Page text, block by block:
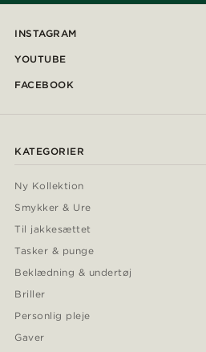
INSTAGRAM
YOUTUBE
FACEBOOK
KATEGORIER
Ny Kollektion
Smykker & Ure
Til jakkesættet
Tasker & punge
Beklædning & undertøj
Briller
Personlig pleje
Gaver